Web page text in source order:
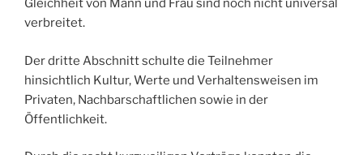
Gleichheit von Mann und Frau sind noch nicht universal
verbreitet.
Der dritte Abschnitt schulte die Teilnehmer
hinsichtlich Kultur, Werte und Verhaltensweisen im
Privaten, Nachbarschaftlichen sowie in der
Öffentlichkeit.